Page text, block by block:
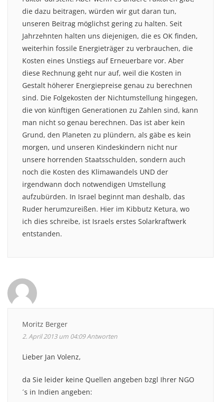
die dazu beitragen, würden wir gut daran tun,
unseren Beitrag möglichst gering zu halten. Seit
Jahrzehnten halten uns diejenigen, die es OK finden,
weiterhin fossile Energieträger zu verbrauchen, die
Kosten eines Unstiegs auf Erneuerbare vor. Aber
diese Rechnung geht nur auf, weil die Kosten in
Gestalt höherer Energiepreise genau zu berechnen
sind. Die Folgekosten der Nichtumstellung hingegen,
die von künftigen Generationen zu Zahlen sind, kann
man nicht so genau berechnen. Das ist aber kein
Grund, den Planeten zu plündern, als gäbe es kein
morgen, und unseren Kindeskindern nicht nur
unsere horrenden Staatsschulden, sondern auch
noch die Kosten des Klimawandels UND der
irgendwann doch notwendigen Umstellung
aufzubürden. In Israel beginnt man deshalb, das
Ruder herumzureißen. Hier im Kibbutz Ketura, wo
ich dies schreibe, ist Israels erstes Solarkraftwerk
entstanden.
Moritz Berger
2. April 2013 um 04:09Antworten
Lieber Jan Volenz,
da Sie leider keine Quellen angeben bzgl Ihrer NGO
´s in Indien angeben: